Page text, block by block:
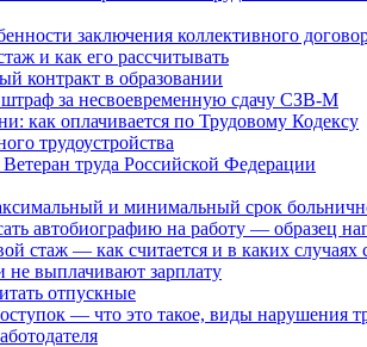
заключения коллективного
и как его рассчитывать
контракт в образовании
за несвоевременную сдачу СЗВ-М
как оплачивается по Трудовому Кодексу
трудоустройства
труда Российской Федерации
и минимальный срок
автобиографию на работу — образец
стаж — как считается и в каких случаях
не выплачивают зарплату
отпускные
— что это такое, виды нарушения